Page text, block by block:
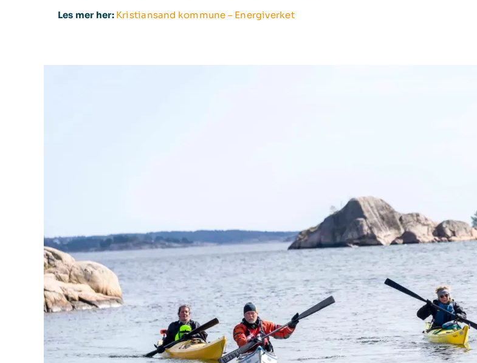
Les mer her: Kristiansand kommune – Energiverket